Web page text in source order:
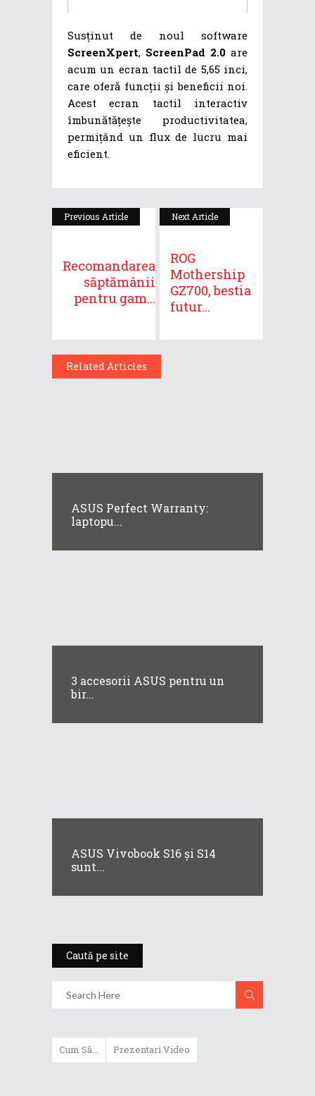
Susținut de noul software
ScreenXpert, ScreenPad 2.0 are
acum un ecran tactil de 5,65 inci,
care oferă funcții și beneficii noi.
Acest ecran tactil interactiv
îmbunătățește productivitatea,
permițând un flux de lucru mai
eficient.
Previous Article
Recomandarea
săptămânii
pentru gam...
Next Article
ROG
Mothership
GZ700, bestia
futur...
Related Articles
ASUS Perfect Warranty:
laptopu...
3 accesorii ASUS pentru un
bir...
ASUS Vivobook S16 și S14
sunt...
Caută pe site
Cum Să... Prezentari Video